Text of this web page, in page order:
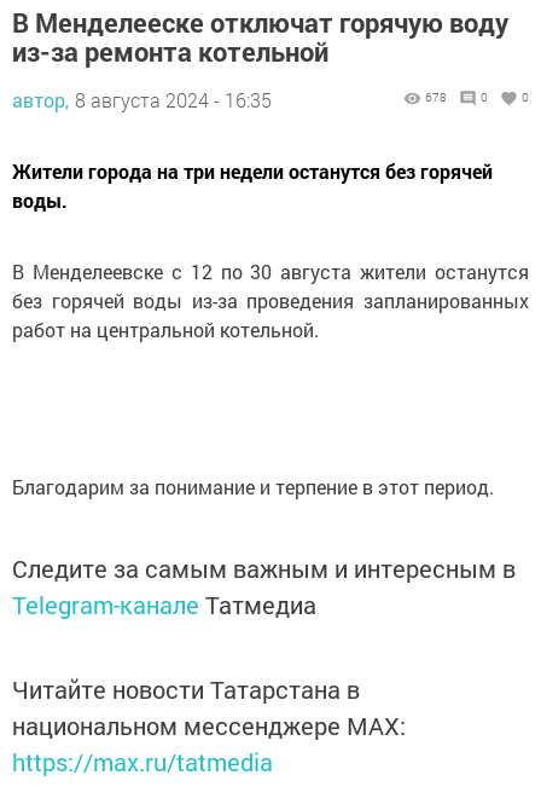
В Менделееске отключат горячую воду
из-за ремонта котельной
автор, 8 августа 2024 - 16:35 678 0 0
Жители города на три недели останутся без горячей
воды.
В Менделеевске с 12 по 30 августа жители останутся
без горячей воды из-за проведения запланированных
работ на центральной котельной.
Благодарим за понимание и терпение в этот период.
Следите за самым важным и интересным в
Telegram-канале Татмедиа
Читайте новости Татарстана в
национальном мессенджере MАХ:
https://max.ru/tatmedia